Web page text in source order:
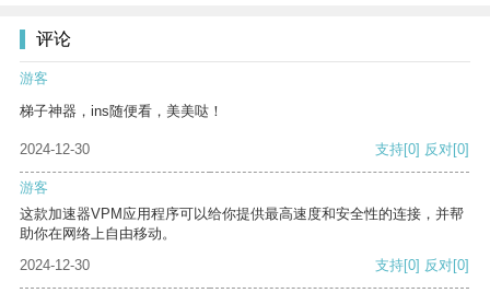
评论
游客
梯子神器，ins随便看，美美哒！
2024-12-30 支持[0] 反对[0]
游客
这款加速器VPM应用程序可以给你提供最高速度和安全性的连接，并帮
助你在网络上自由移动。
2024-12-30
支持[0] 反对[0]